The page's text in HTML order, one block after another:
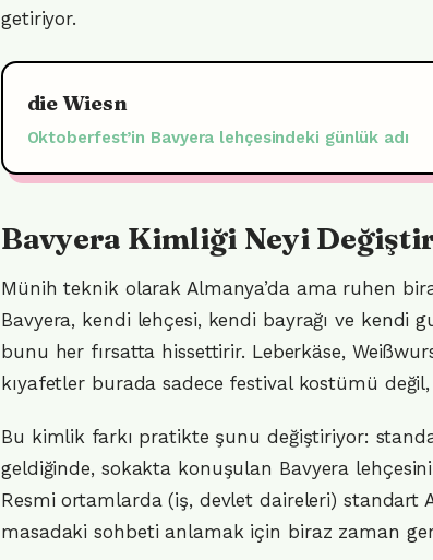
getiriyor.
die Wiesn
Oktoberfest’in Bavyera lehçesindeki günlük adı
Bavyera Kimliği Neyi
Münih teknik olarak Almanya’da ama ruhen
Bavyera, kendi lehçesi, kendi bayrağı ve
bunu her fırsatta hissettirir. Leberkäse,
kıyafetler burada sadece festival kostümü
Bu kimlik farkı pratikte şunu değiştiriyor:
geldiğinde, sokakta konuşulan Bavyera
Resmi ortamlarda (iş, devlet daireleri) standart
masadaki sohbeti anlamak için biraz zaman